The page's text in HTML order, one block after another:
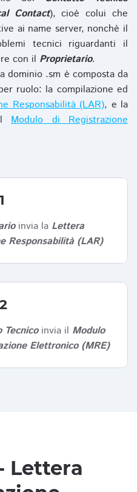
Contact), cioè colui che
ai name server, nonchè il
tecnici riguardanti il
con il Proprietario.
dominio .sm è composta da
ruolo: la compilazione ed
Responsabilità (LAR), e la
Modulo di Registrazione
invia la Lettera
Responsabilità (LAR)
Tecnicoinvia il Modulo
Elettronico (MRE)
Lettera